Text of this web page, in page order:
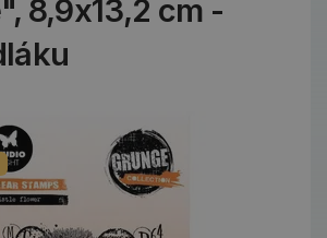
8,9x13,2 cm -